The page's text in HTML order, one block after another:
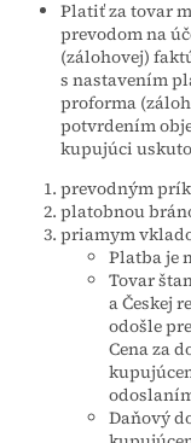
Platiť za tovar
prevodom na
(zálohovej)
s nastavením
proforma
potvrdením
kupujúci
prevodným
platobnou
priamym
Platba je
Tovar
a Českej
odošle
Cena za
Daňový